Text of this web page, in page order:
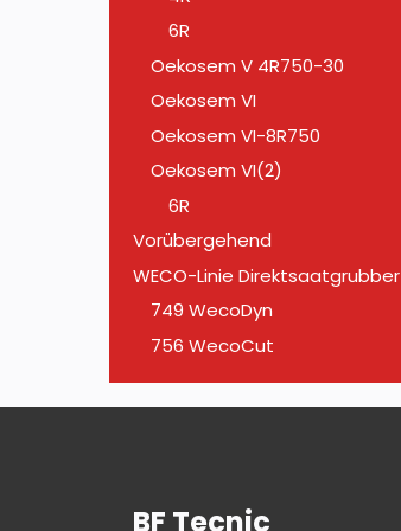
6R
Oekosem V 4R750-30
Oekosem VI
Oekosem VI-8R750
Oekosem VI(2)
6R
Vorübergehend
WECO-Linie Direktsaatgrubber
749 WecoDyn
756 WecoCut
BF Tecnic